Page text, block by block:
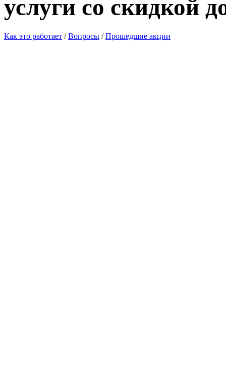
услуги со скидкой
Как это работает / Вопросы / Прошедшие акции